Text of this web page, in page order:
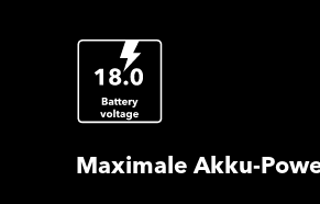
Maximale Akku-